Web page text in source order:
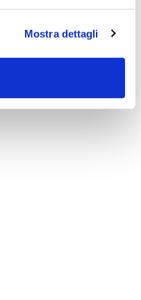
Mostra dettagli